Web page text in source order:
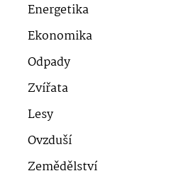
Energetika
Ekonomika
Odpady
Zvířata
Lesy
Ovzduší
Zemědělství